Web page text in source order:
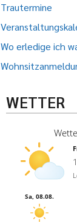
Trautermine
Wo erledige ich
WETTER
Sa, 08.08.